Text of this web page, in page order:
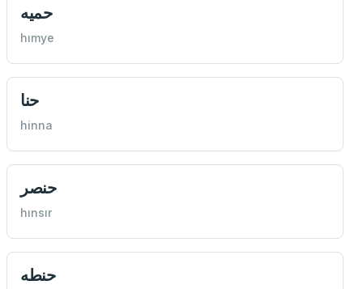
حميه
hımye
حنا
hinna
حنصر
hınsır
حنطه